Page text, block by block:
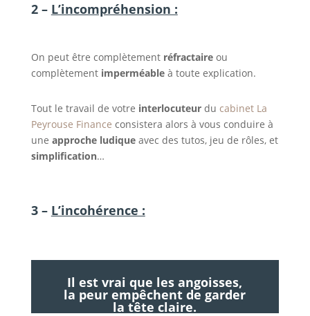
2 – L’incompréhension :
On peut être complètement réfractaireou
complètement imperméableà toute explication.
Tout le travail de votre interlocuteurdu cabinet La
Peyrouse Finance consistera alors à vous conduire à
une approche ludiqueavec des tutos, jeu de rôles, et
simplification…
3 – L’incohérence :
Il est vrai que les angoisses,
la peur empêchent de garder
la tête claire.